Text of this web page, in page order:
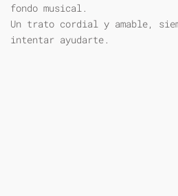
fondo musical.
Un trato cordial y amable,
intentar ayudarte.